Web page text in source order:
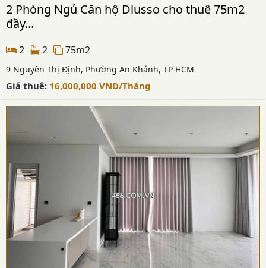
2 Phòng Ngủ Căn hộ Dlusso cho thuê 75m2
đầy...
2 2 75m2
9 Nguyễn Thị Định, Phường An Khánh, TP HCM
Giá thuê: 16,000,000 VND/Tháng